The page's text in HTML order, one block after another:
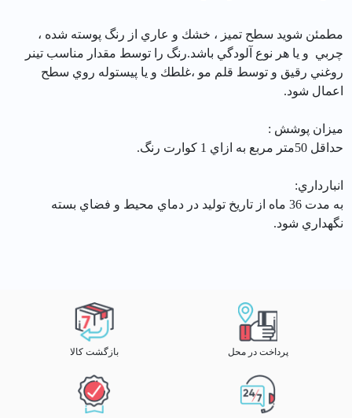
مطمئن شويد سطح تميز ، خشك و عاري از رنگ پوسته شده ،
چربي و يا هر نوع آلودگي باشد.رنگ را توسط مقدار مناسب تينر
روغني رقيق و توسط قلم مو ،غلطك و يا پيستوله روي سطح
اعمال شود.
ميزان پوشش :
حداقل 50متر مربع به ازاي 1 كوارت رنگ.
انبارداري:
به مدت 36 ماه از تاريخ توليد در دماي محيط و فضاي بسته
نگهداري شود.
پرداخت در محل بازگشت کالا